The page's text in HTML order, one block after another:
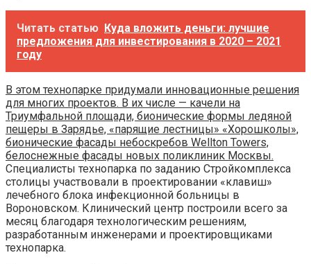
Читать статью Куда вложить деньги: лучшие
предложения для инвестирования в 2020 – 2021
году
В этом технопарке придумали инновационные решения
для многих проектов. В их числе — качели на
Триумфальной площади, бионические формы ледяной
пещеры в Зарядье, «парящие лестницы» «Хорошколы»,
бионические фасады небоскребов Wellton Towers,
белоснежные фасады новых поликлиник Москвы.
Специалисты технопарка по заданию Стройкомплекса
столицы участвовали в проектировании «клавиш»
лечебного блока инфекционной больницы в
Вороновском. Клинический центр построили всего за
месяц благодаря технологическим решениям,
разработанным инженерами и проектировщиками
технопарка.